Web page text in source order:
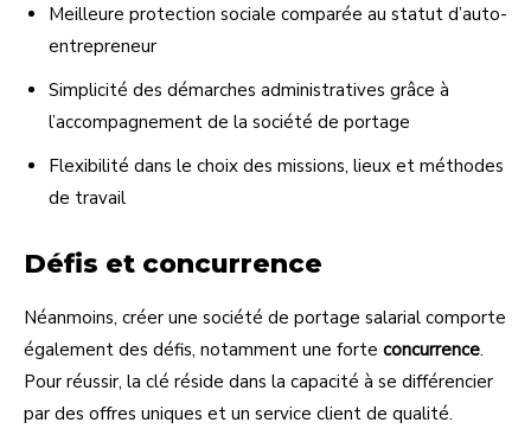
Meilleure protection sociale comparée au statut d’auto-
entrepreneur
Simplicité des démarches administratives grâce à
l’accompagnement de la société de portage
Flexibilité dans le choix des missions, lieux et méthodes
de travail
Défis et concurrence
Néanmoins, créer une société de portage salarial comporte
également des défis, notamment une forte concurrence.
Pour réussir, la clé réside dans la capacité à se différencier
par des offres uniques et un service client de qualité.